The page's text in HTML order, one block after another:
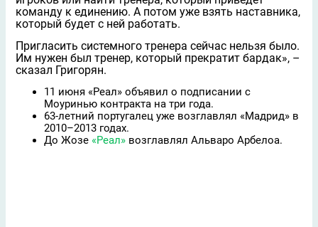
команду к единению. А потом уже взять наставника,
который будет с ней работать.
Пригласить системного тренера сейчас нельзя было.
Им нужен был тренер, который прекратит бардак», –
сказал Григорян.
11 июня «Реал» объявил о подписании с
Моуринью контракта на три года.
63-летний португалец уже возглавлял «Мадрид» в
2010–2013 годах.
До Жозе «Реал» возглавлял Альваро Арбелоа.